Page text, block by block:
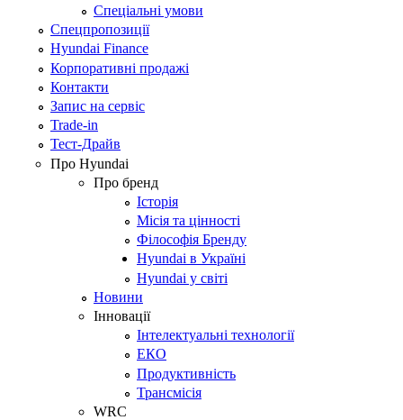
Спеціальні умови
Спецпропозиції
Hyundai Finance
Корпоративні продажі
Контакти
Запис на сервіс
Trade-in
Тест-Драйв
Про Hyundai
Про бренд
Історія
Місія та цінності
Філософія Бренду
Hyundai в Україні
Hyundai у світі
Новини
Інновації
Інтелектуальні технології
ЕКО
Продуктивність
Трансмісія
WRC